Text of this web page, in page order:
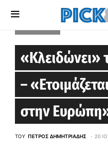
«Κλειδώνει»
–
στην
ΤΟΥ ΠΈΤΡΟΣ ΔΗΜΗΤΡΙΆΔΗΣ 20